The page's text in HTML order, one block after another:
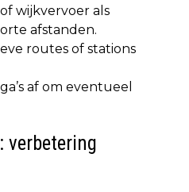
wijkvervoer als
afstanden.
routes of stations
af om eventueel
verbetering